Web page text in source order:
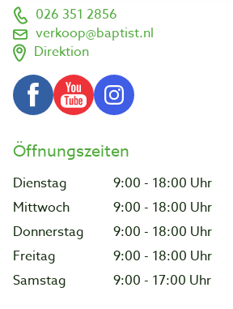
026 351 2856
verkoop@baptist.nl
Direktion
Öffnungszeiten
Dienstag
9:00 - 18:00 Uhr
Mittwoch
9:00 - 18:00 Uhr
Donnerstag
9:00 - 18:00 Uhr
Freitag
9:00 - 18:00 Uhr
Samstag
9:00 - 17:00 Uhr